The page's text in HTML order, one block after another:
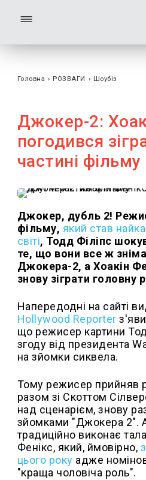
Головна › РОЗВАГИ › Шоубiз
Джокер-2:
погодився
частині фільму
Джокер, дубль 2!
фільму, який став
світі, Тодд Філіпс
те, що вони все ж
Джокера-2, а Хоакін
знову зіграти головну
Напередодні на сайті
Hollywood Reporter
що режисер картини
згоду від президента
на зйомки сиквела.
Тому режисер прийняв
разом зі Скоттом
над сценарієм, знову
зйомками "Джокера 2".
традиційно виконає
Фенікс, який, ймовірно,
цього року адже
"краща чоловіча роль".